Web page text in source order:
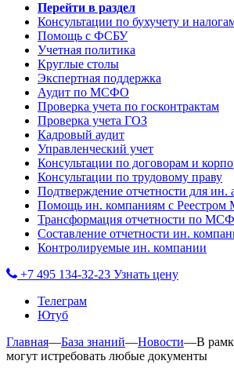
Перейти в раздел
Консультации по бухучету и
Помощь с ФСБУ
Учетная политика
Круглые столы
Экспертная поддержка
Аудит по МСФО
Проверка учета по госконтрактам
Проверка учета ГОЗ
Кадровый аудит
Управленческий учет
Консультации по договорам и
Консультации по трудовому праву
Подтверждение отчетности для ин.
Помощь ин. компаниям с
Трансформация отчетности по
Составление отчетности ин.
Контролируемые ин. компании
+7 495 134-32-23 Узнать цену
Телеграм
Ютуб
Главная—База знаний—Новости—В
могут истребовать любые документы